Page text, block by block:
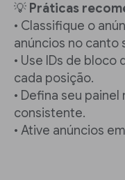
💡 Práticas
• Classifique o
anúncios no canto
• Use IDs de bloco
cada posição.
• Defina seu
consistente.
• Ative anúncios